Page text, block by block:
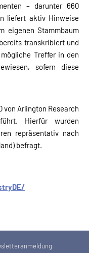
– darunter 660
liefert aktiv Hinweise
eigenen Stammbaum
transkribiert und
Treffer in den
sofern diese
von Arlington Research
Hierfür wurden
repräsentativ nach
befragt.